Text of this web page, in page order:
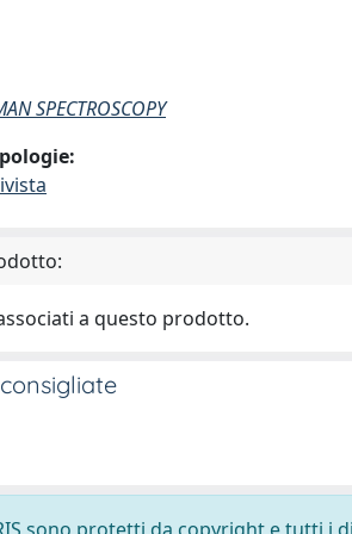
SPECTROSCOPY
a questo prodotto.